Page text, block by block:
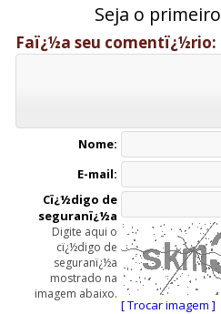
Seja o
Faï¿½a seu comentï¿½rio:
Nome:
E-mail:
Cï¿½digo de
seguranï¿½a
Digite aqui o
cï¿½digo de
seguranï¿½a
mostrado na
imagem abaixo.
[ Trocar imagem ]